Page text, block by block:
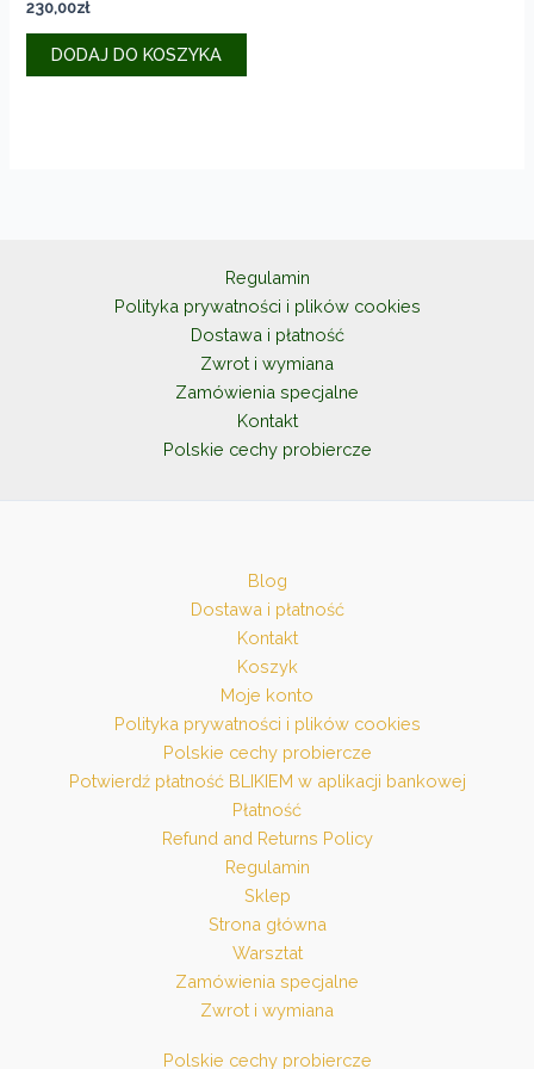
230,00zł
DODAJ DO KOSZYKA
Regulamin
Polityka prywatności i plików cookies
Dostawa i płatność
Zwrot i wymiana
Zamówienia specjalne
Kontakt
Polskie cechy probiercze
Blog
Dostawa i płatność
Kontakt
Koszyk
Moje konto
Polityka prywatności i plików cookies
Polskie cechy probiercze
Potwierdź płatność BLIKIEM w aplikacji bankowej
Płatność
Refund and Returns Policy
Regulamin
Sklep
Strona główna
Warsztat
Zamówienia specjalne
Zwrot i wymiana
Polskie cechy probiercze